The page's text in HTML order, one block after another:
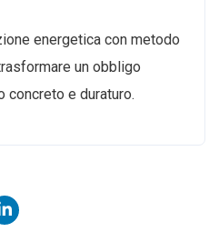
energetica con metodo
un obbligo
concreto e duraturo.